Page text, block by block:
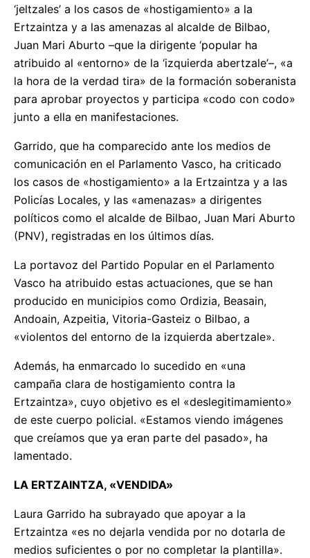
‘jeltzales’ a los casos de «hostigamiento» a la
Ertzaintza y a las amenazas al alcalde de Bilbao,
Juan Mari Aburto –que la dirigente ‘popular ha
atribuido al «entorno» de la ‘izquierda abertzale’–, «a
la hora de la verdad tira» de la formación soberanista
para aprobar proyectos y participa «codo con codo»
junto a ella en manifestaciones.
Garrido, que ha comparecido ante los medios de
comunicación en el Parlamento Vasco, ha criticado
los casos de «hostigamiento» a la Ertzaintza y a las
Policías Locales, y las «amenazas» a dirigentes
políticos como el alcalde de Bilbao, Juan Mari Aburto
(PNV), registradas en los últimos días.
La portavoz del Partido Popular en el Parlamento
Vasco ha atribuido estas actuaciones, que se han
producido en municipios como Ordizia, Beasain,
Andoain, Azpeitia, Vitoria-Gasteiz o Bilbao, a
«violentos del entorno de la izquierda abertzale».
Además, ha enmarcado lo sucedido en «una
campaña clara de hostigamiento contra la
Ertzaintza», cuyo objetivo es el «deslegitimamiento»
de este cuerpo policial. «Estamos viendo imágenes
que creíamos que ya eran parte del pasado», ha
lamentado.
LA ERTZAINTZA, «VENDIDA»
Laura Garrido ha subrayado que apoyar a la
Ertzaintza «es no dejarla vendida por no dotarla de
medios suficientes o por no completar la plantilla».